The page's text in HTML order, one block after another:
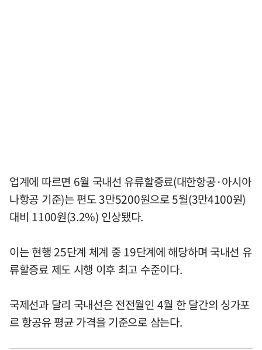
업계에 따르면 6월 국내선 유류할증료(대한항공·아시아
나항공 기준)는 편도 3만5200원으로 5월(3만4100원)
대비 1100원(3.2%) 인상됐다.
이는 현행 25단계 체계 중 19단계에 해당하며 국내선 유
류할증료 제도 시행 이후 최고 수준이다.
국제선과 달리 국내선은 전전월인 4월 한 달간의 싱가포
르 항공유 평균 가격을 기준으로 삼는다.